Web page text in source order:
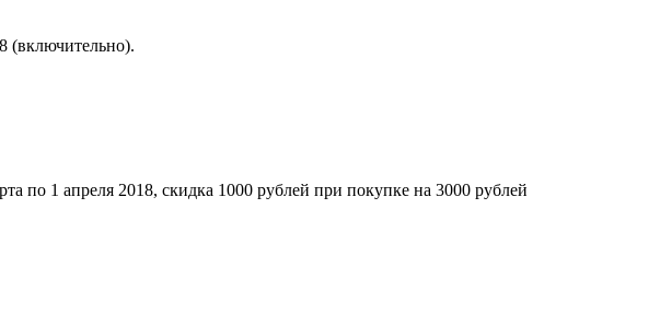
(включительно).
по 1 апреля 2018, скидка 1000 рублей при покупке на 3000 рублей